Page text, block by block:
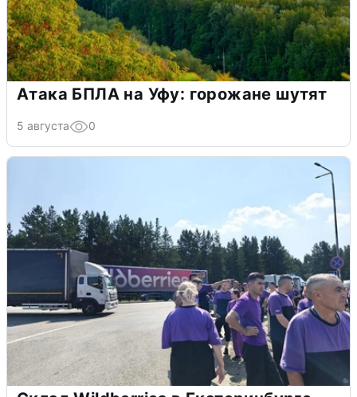
Атака БПЛА на Уфу: горожане шутят
5 августа 0